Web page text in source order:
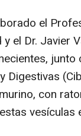
el
el Dr. Javier
junto
Digestivas
con
vesículas